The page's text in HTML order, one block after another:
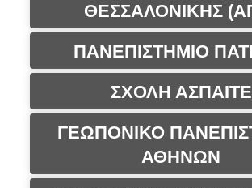
ΘΕΣΣΑΛΟΝΙΚΗΣ
ΠΑΝΕΠΙΣΤΗΜΙΟ
ΣΧΟΛΗ ΑΣΠΑΙΤΕ
ΓΕΩΠΟΝΙΚΟ
ΑΘΗΝΩΝ